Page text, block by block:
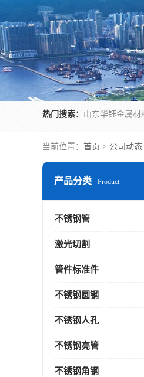
热门搜索：
当前位置： 首页 > 公司动态
产品分类 Product
不锈钢管
激光切割
管件标准件
不锈钢圆钢
不锈钢人孔
不锈钢亮管
不锈钢角钢